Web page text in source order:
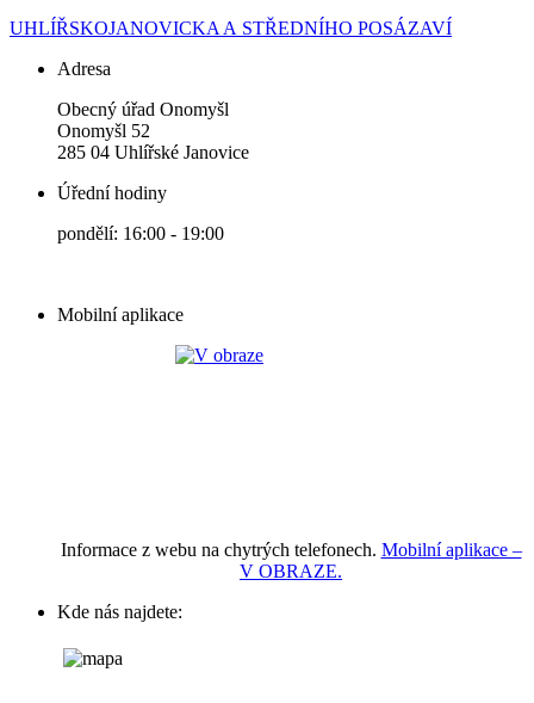
UHLÍŘSKOJANOVICKA A STŘEDNÍHO POSÁZAVÍ
Adresa
Obecný úřad Onomyšl
Onomyšl 52
285 04 Uhlířské Janovice
Úřední hodiny
pondělí: 16:00 - 19:00
Mobilní aplikace
Informace z webu na chytrých telefonech. Mobilní aplikace –
V OBRAZE.
Kde nás najdete: